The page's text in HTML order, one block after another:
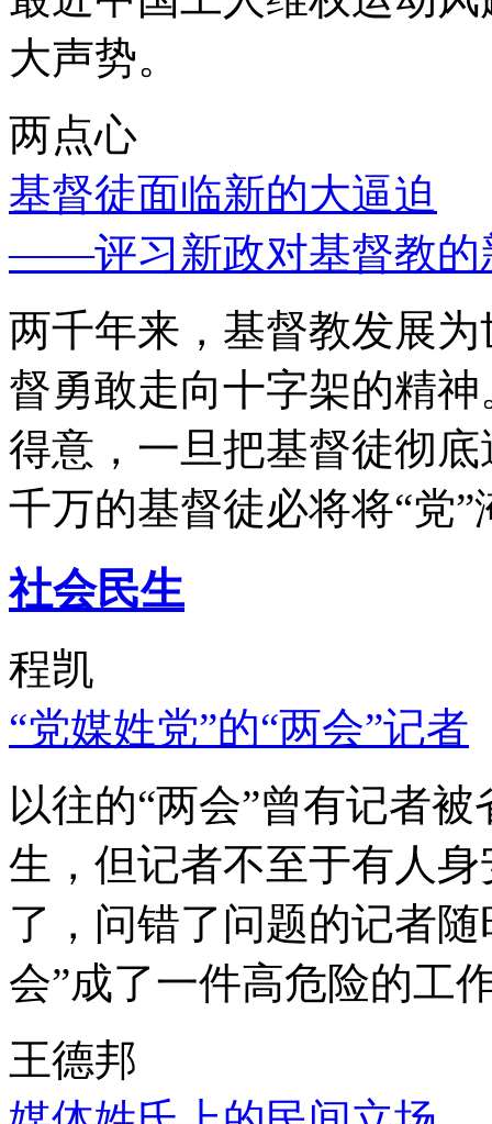
大声势。
两点心
基督徒面临新的大逼迫
——评习新政对基督教的
两千年来，基督教发展
督勇敢走向十字架的精
得意，一旦把基督徒彻
千万的基督徒必将将“党”
社会民生
程凯
“党媒姓党”的“两会”记者
以往的“两会”曾有记者
生，但记者不至于有人
了，问错了问题的记者
会”成了一件高危险的工
王德邦